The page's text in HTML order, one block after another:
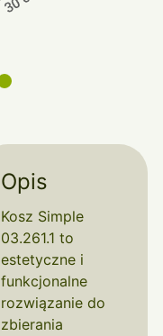
Opis
Kosz Simple
03.261.1 to
estetyczne i
funkcjonalne
rozwiązanie do
zbierania